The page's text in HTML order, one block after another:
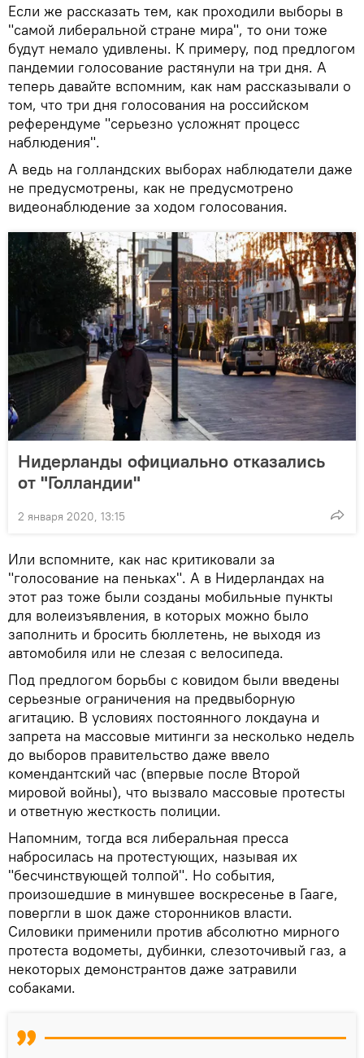
Если же рассказать тем, как проходили выборы в
"самой либеральной стране мира", то они тоже
будут немало удивлены. К примеру, под предлогом
пандемии голосование растянули на три дня. А
теперь давайте вспомним, как нам рассказывали о
том, что три дня голосования на российском
референдуме "серьезно усложнят процесс
наблюдения".
А ведь на голландских выборах наблюдатели даже
не предусмотрены, как не предусмотрено
видеонаблюдение за ходом голосования.
Нидерланды официально отказались
от "Голландии"
2 января 2020, 13:15
Или вспомните, как нас критиковали за
"голосование на пеньках". А в Нидерландах на
этот раз тоже были созданы мобильные пункты
для волеизъявления, в которых можно было
заполнить и бросить бюллетень, не выходя из
автомобиля или не слезая с велосипеда.
Под предлогом борьбы с ковидом были введены
серьезные ограничения на предвыборную
агитацию. В условиях постоянного локдауна и
запрета на массовые митинги за несколько недель
до выборов правительство даже ввело
комендантский час (впервые после Второй
мировой войны), что вызвало массовые протесты
и ответную жесткость полиции.
Напомним, тогда вся либеральная пресса
набросилась на протестующих, называя их
"бесчинствующей толпой". Но события,
произошедшие в минувшее воскресенье в Гааге,
повергли в шок даже сторонников власти.
Силовики применили против абсолютно мирного
протеста водометы, дубинки, слезоточивый газ, а
некоторых демонстрантов даже затравили
собаками.